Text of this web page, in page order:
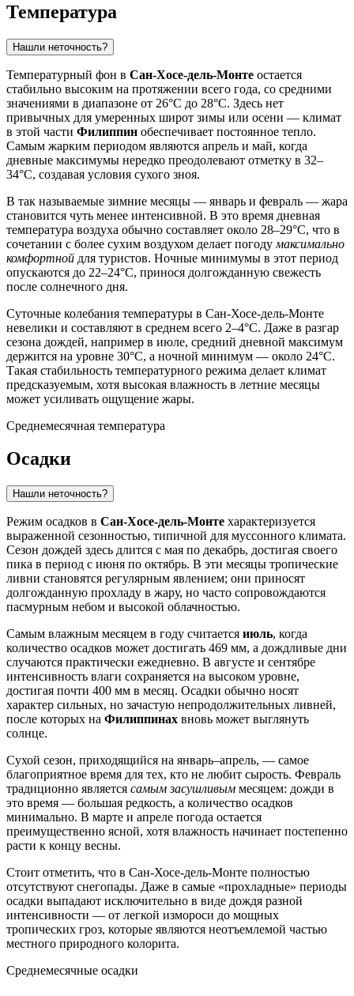
Температура
Нашли неточность?
Температурный фон в Сан-Хосе-дель-Монте остается
стабильно высоким на протяжении всего года, со средними
значениями в диапазоне от 26°C до 28°C. Здесь нет
привычных для умеренных широт зимы или осени — климат
в этой части Филиппин обеспечивает постоянное тепло.
Самым жарким периодом являются апрель и май, когда
дневные максимумы нередко преодолевают отметку в 32–
34°C, создавая условия сухого зноя.
В так называемые зимние месяцы — январь и февраль — жара
становится чуть менее интенсивной. В это время дневная
температура воздуха обычно составляет около 28–29°C, что в
сочетании с более сухим воздухом делает погоду максимально
комфортной для туристов. Ночные минимумы в этот период
опускаются до 22–24°C, принося долгожданную свежесть
после солнечного дня.
Суточные колебания температуры в Сан-Хосе-дель-Монте
невелики и составляют в среднем всего 2–4°C. Даже в разгар
сезона дождей, например в июле, средний дневной максимум
держится на уровне 30°C, а ночной минимум — около 24°C.
Такая стабильность температурного режима делает климат
предсказуемым, хотя высокая влажность в летние месяцы
может усиливать ощущение жары.
Среднемесячная температура
Осадки
Нашли неточность?
Режим осадков в Сан-Хосе-дель-Монте характеризуется
выраженной сезонностью, типичной для муссонного климата.
Сезон дождей здесь длится с мая по декабрь, достигая своего
пика в период с июня по октябрь. В эти месяцы тропические
ливни становятся регулярным явлением; они приносят
долгожданную прохладу в жару, но часто сопровождаются
пасмурным небом и высокой облачностью.
Самым влажным месяцем в году считается июль, когда
количество осадков может достигать 469 мм, а дождливые дни
случаются практически ежедневно. В августе и сентябре
интенсивность влаги сохраняется на высоком уровне,
достигая почти 400 мм в месяц. Осадки обычно носят
характер сильных, но зачастую непродолжительных ливней,
после которых на Филиппинах вновь может выглянуть
солнце.
Сухой сезон, приходящийся на январь–апрель, — самое
благоприятное время для тех, кто не любит сырость. Февраль
традиционно является самым засушливым месяцем: дожди в
это время — большая редкость, а количество осадков
минимально. В марте и апреле погода остается
преимущественно ясной, хотя влажность начинает постепенно
расти к концу весны.
Стоит отметить, что в Сан-Хосе-дель-Монте полностью
отсутствуют снегопады. Даже в самые «прохладные» периоды
осадки выпадают исключительно в виде дождя разной
интенсивности — от легкой измороси до мощных
тропических гроз, которые являются неотъемлемой частью
местного природного колорита.
Среднемесячные осадки